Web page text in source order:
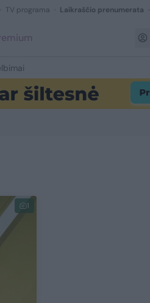
TV programa Laikraščio prenumerata
1